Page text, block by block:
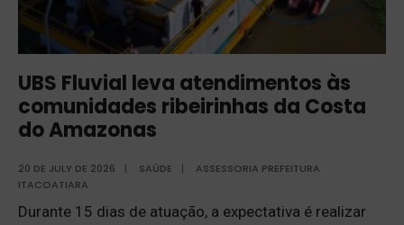
UBS Fluvial leva atendimentos às
comunidades ribeirinhas da Costa
do Amazonas
20 DE JULY DE 2026 | SAÚDE |
ASSESSORIA PREFEITURA
ITACOATIARA
Durante 15 dias de atuação, a expectativa é realizar